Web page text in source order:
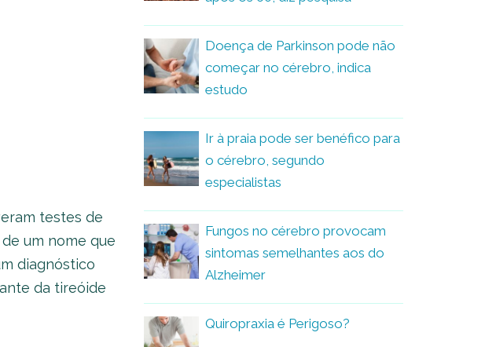
testes de
um nome que
diagnóstico
da tireóide
Doença de Parkinson pode não
começar no cérebro, indica
estudo
Ir à praia pode ser benéfico para
o cérebro, segundo
especialistas
Fungos no cérebro provocam
sintomas semelhantes aos do
Alzheimer
Quiropraxia é Perigoso?